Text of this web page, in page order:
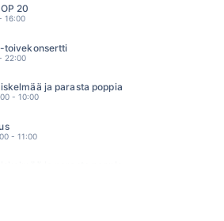
20
16:00
toivekonsertti
22:00
ja parasta poppia
- 10:00
- 11:00